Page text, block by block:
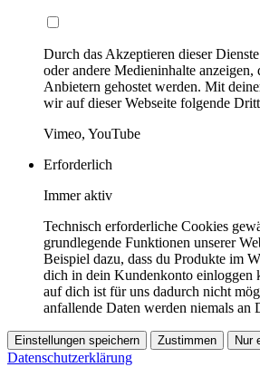
Durch das Akzeptieren dieser
oder andere Medieninhalte anzeigen,
Anbietern gehostet werden. Mit
wir auf dieser Webseite folgende
Vimeo, YouTube
Erforderlich
Immer aktiv
Technisch erforderliche Cookies
grundlegende Funktionen unserer
Beispiel dazu, dass du Produkte im
dich in dein Kundenkonto einloggen
auf dich ist für uns dadurch nicht
anfallende Daten werden niemals an
Einstellungen speichern Zustimmen Nur
Datenschutzerklärung